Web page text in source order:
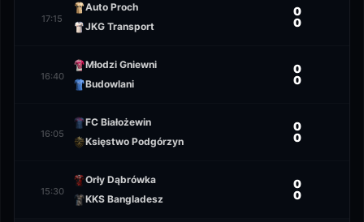
17:15
Auto Proch
JKG Transport
0
0
16:40
Młodzi Gniewni
Budowlani
0
0
16:05
FC Białożewin
Księstwo Podgórzyn
0
0
15:30
Orły Dąbrówka
KKS Bangladesz
0
0